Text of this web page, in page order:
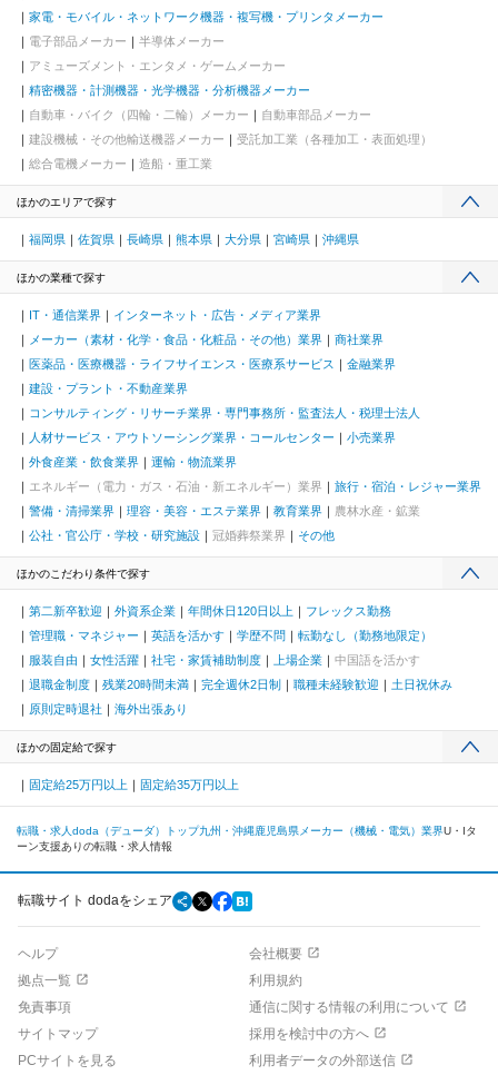
家電・モバイル・ネットワーク機器・複写機・プリンタメーカー
電子部品メーカー
半導体メーカー
アミューズメント・エンタメ・ゲームメーカー
精密機器・計測機器・光学機器・分析機器メーカー
自動車・バイク（四輪・二輪）メーカー
自動車部品メーカー
建設機械・その他輸送機器メーカー
受託加工業（各種加工・表面処理）
総合電機メーカー
造船・重工業
ほかのエリアで探す
福岡県 佐賀県 長崎県 熊本県 大分県 宮崎県 沖縄県
ほかの業種で探す
IT・通信業界
インターネット・広告・メディア業界
メーカー（素材・化学・食品・化粧品・その他）業界
商社業界
医薬品・医療機器・ライフサイエンス・医療系サービス
金融業界
建設・プラント・不動産業界
コンサルティング・リサーチ業界・専門事務所・監査法人・税理士法人
人材サービス・アウトソーシング業界・コールセンター
小売業界
外食産業・飲食業界
運輸・物流業界
エネルギー（電力・ガス・石油・新エネルギー）業界
旅行・宿泊・レジャー業界
警備・清掃業界
理容・美容・エステ業界 教育業界
農林水産・鉱業
公社・官公庁・学校・研究施設
冠婚葬祭業界 その他
ほかのこだわり条件で探す
第二新卒歓迎 外資系企業 年間休日120日以上
フレックス勤務
管理職・マネジャー
英語を活かす 学歴不問
転勤なし（勤務地限定）
服装自由
女性活躍 社宅・家賃補助制度 上場企業
中国語を活かす
退職金制度
残業20時間未満 完全週休2日制 職種未経験歓迎
土日祝休み
原則定時退社
海外出張あり
ほかの固定給で探す
固定給25万円以上 固定給35万円以上
転職・求人doda（デューダ）トップ九州・沖縄鹿児島県 メーカー（機械・電気）業界U・Iタ
ーン支援ありの転職・求人情報
転職サイト dodaをシェア
ヘルプ
会社概要
拠点一覧
利用規約
免責事項
通信に関する情報の利用について
サイトマップ
採用を検討中の方へ
PCサイトを見る
利用者データの外部送信